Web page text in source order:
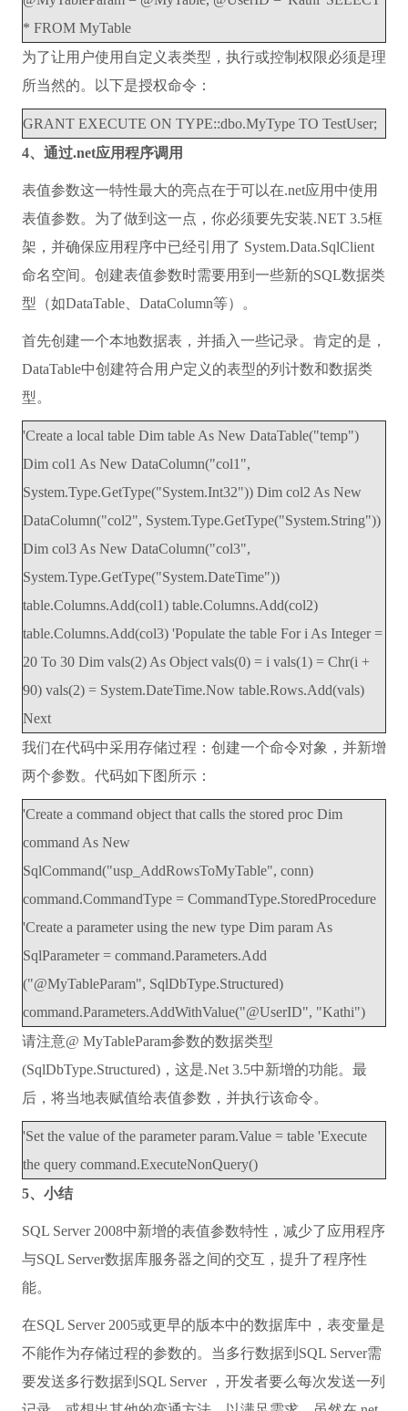
* FROM MyTable
为了让用户使用自定义表类型，执行或控制权限必须是理
所当然的。以下是授权命令：
GRANT EXECUTE ON TYPE::dbo.MyType TO TestUser;
4、通过.net应用程序调用
表值参数这一特性最大的亮点在于可以在.net应用中使用
表值参数。为了做到这一点，你必须要先安装.NET 3.5框
架，并确保应用程序中已经引用了 System.Data.SqlClient
命名空间。创建表值参数时需要用到一些新的SQL数据类
型（如DataTable、DataColumn等）。
首先创建一个本地数据表，并插入一些记录。肯定的是，
DataTable中创建符合用户定义的表型的列计数和数据类
型。
'Create a local table Dim table As New DataTable("temp")
Dim col1 As New DataColumn("col1",
System.Type.GetType("System.Int32")) Dim col2 As New
DataColumn("col2", System.Type.GetType("System.String"))
Dim col3 As New DataColumn("col3",
System.Type.GetType("System.DateTime"))
table.Columns.Add(col1) table.Columns.Add(col2)
table.Columns.Add(col3) 'Populate the table For i As Integer =
20 To 30 Dim vals(2) As Object vals(0) = i vals(1) = Chr(i +
90) vals(2) = System.DateTime.Now table.Rows.Add(vals)
Next
我们在代码中采用存储过程：创建一个命令对象，并新增
两个参数。代码如下图所示：
'Create a command object that calls the stored proc Dim
command As New
SqlCommand("usp_AddRowsToMyTable", conn)
command.CommandType = CommandType.StoredProcedure
'Create a parameter using the new type Dim param As
SqlParameter = command.Parameters.Add
("@MyTableParam", SqlDbType.Structured)
command.Parameters.AddWithValue("@UserID", "Kathi")
请注意@ MyTableParam参数的数据类型
(SqlDbType.Structured)，这是.Net 3.5中新增的功能。最
后，将当地表赋值给表值参数，并执行该命令。
'Set the value of the parameter param.Value = table 'Execute
the query command.ExecuteNonQuery()
5、小结
SQL Server 2008中新增的表值参数特性，减少了应用程序
与SQL Server数据库服务器之间的交互，提升了程序性
能。
在SQL Server 2005或更早的版本中的数据库中，表变量是
不能作为存储过程的参数的。当多行数据到SQL Server需
要发送多行数据到SQL Server ，开发者要么每次发送一列